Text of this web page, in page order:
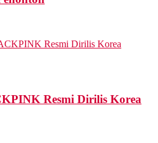
Resmi Dirilis Korea